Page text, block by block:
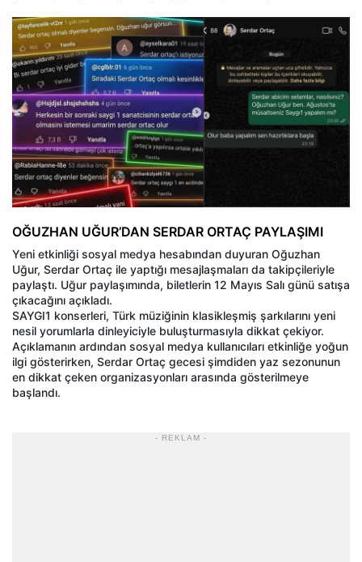
OĞUZHAN UĞUR’DAN SERDAR ORTAÇ PAYLAŞIMI
Yeni etkinliği sosyal medya hesabından duyuran Oğuzhan
Uğur, Serdar Ortaç ile yaptığı mesajlaşmaları da takipçileriyle
paylaştı. Uğur paylaşımında, biletlerin 12 Mayıs Salı günü satışa
çıkacağını açıkladı.
SAYGI1 konserleri, Türk müziğinin klasikleşmiş şarkılarını yeni
nesil yorumlarla dinleyiciyle buluşturmasıyla dikkat çekiyor.
Açıklamanın ardından sosyal medya kullanıcıları etkinliğe yoğun
ilgi gösterirken, Serdar Ortaç gecesi şimdiden yaz sezonunun
en dikkat çeken organizasyonları arasında gösterilmeye
başlandı.
- REKLAM -